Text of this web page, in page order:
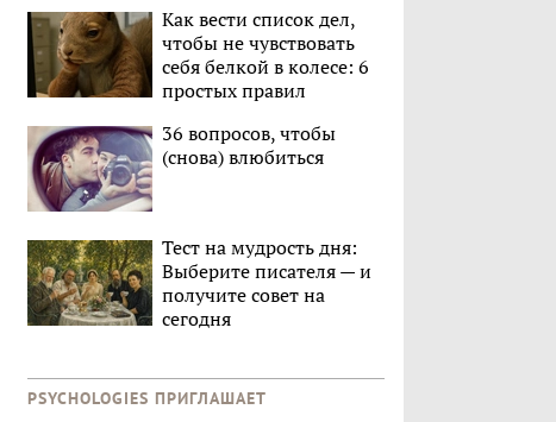
Как вести список дел,
чтобы не чувствовать
себя белкой в колесе: 6
простых правил
36 вопросов, чтобы
(снова) влюбиться
Тест на мудрость дня:
Выберите писателя — и
получите совет на
сегодня
PSYCHOLOGIES ПРИГЛАШАЕТ